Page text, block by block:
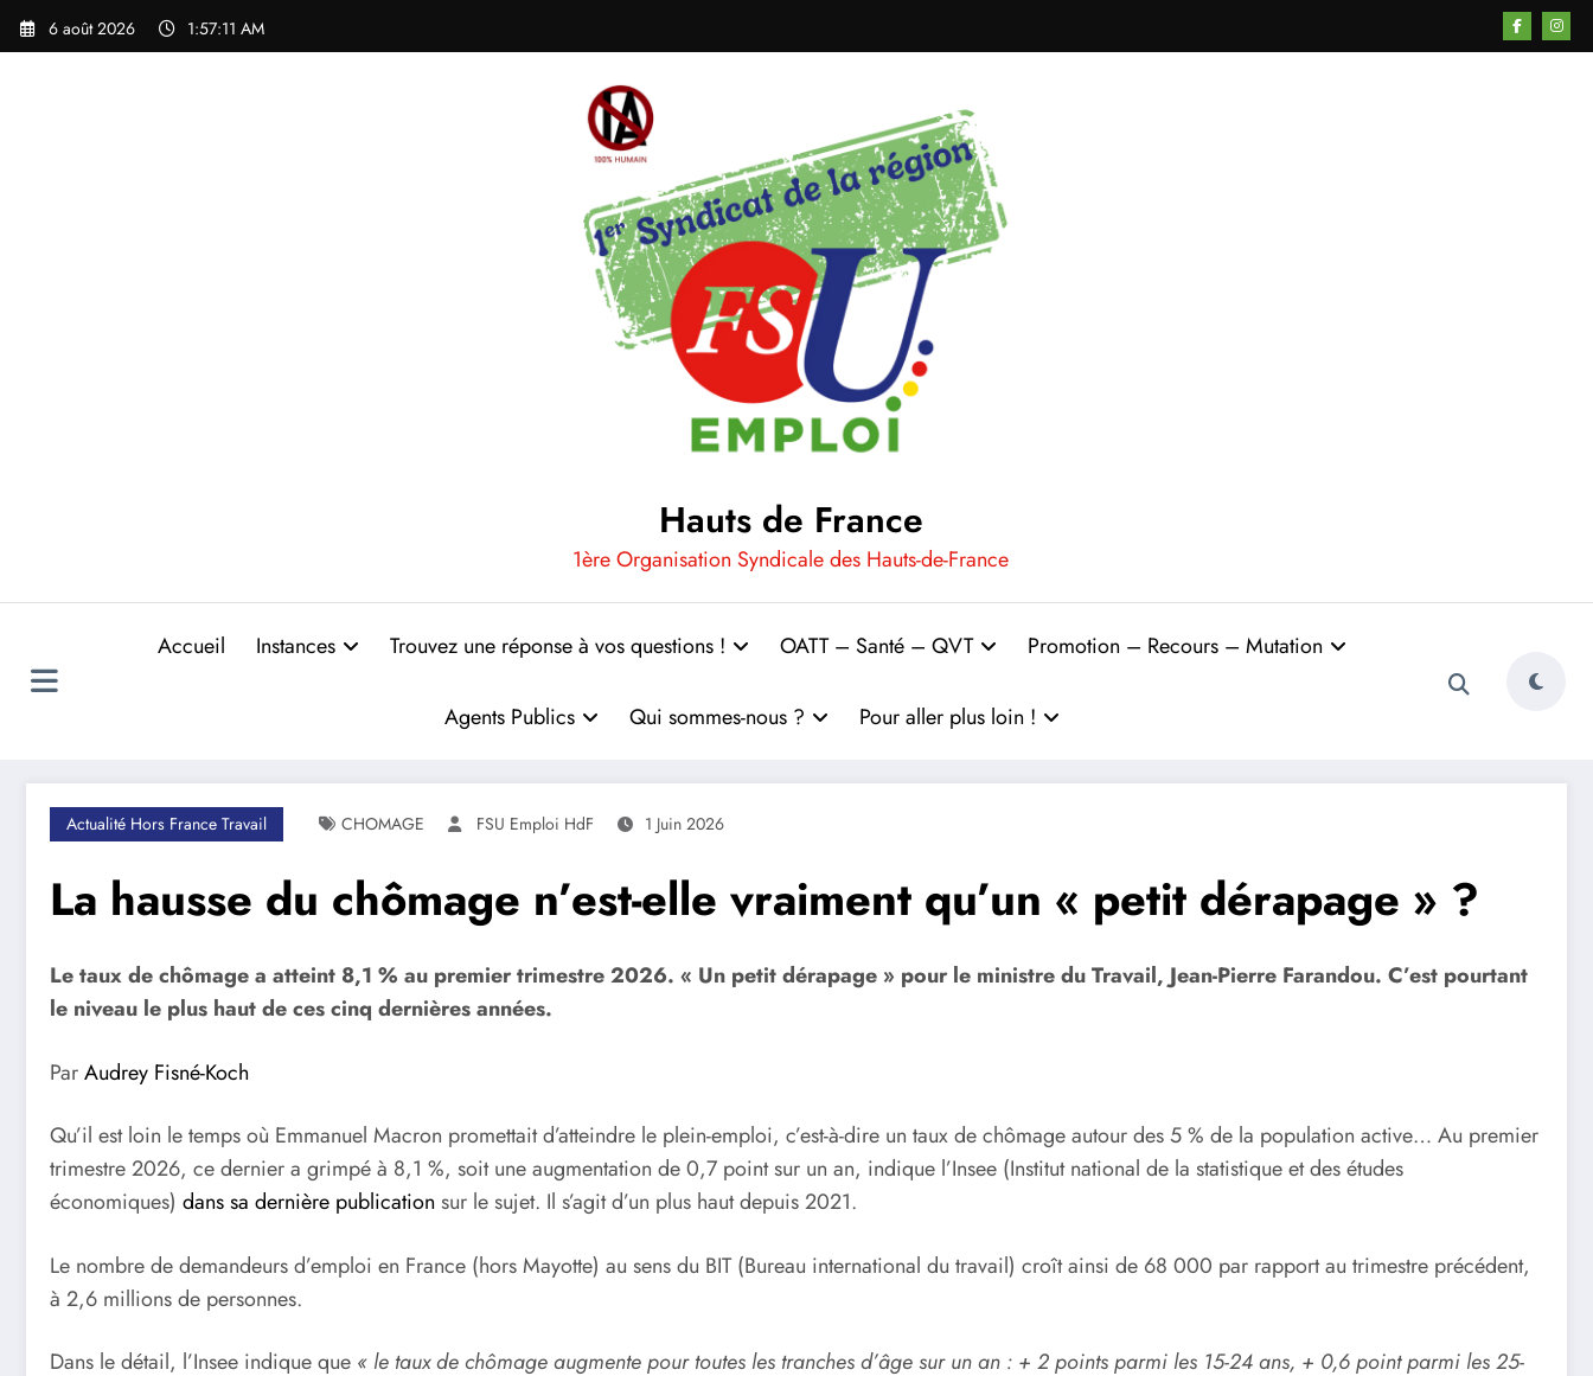
Aller
6 août 2026 1:57:12 AM
Hauts de France
1ère Organisation Syndicale des Hauts-de-France
Accueil Instances Trouvez une réponse à vos questions ! OATT – Santé – QVT Promotion – Recours – Mutation
Agents Publics Qui sommes-nous ? Pour aller plus loin !
Actualité Hors France Travail CHOMAGE FSU Emploi HdF 1 Juin 2026
La hausse du chômage n’est-elle vraiment qu’un « petit dérapage » ?
Le taux de chômage a atteint 8,1 % au premier trimestre 2026. « Un petit dérapage » pour le ministre du Travail, Jean-Pierre Farandou. C’est pourtant
le niveau le plus haut de ces cinq dernières années.
ParAudrey Fisné-Koch
Qu’il est loin le temps où Emmanuel Macron promettait d’atteindre le plein-emploi, c’est-à-dire un taux de chômage autour des 5 % de la population active… Au premier
trimestre 2026, ce dernier a grimpé à 8,1 %, soit une augmentation de 0,7 point sur un an, indique l’Insee (Institut national de la statistique et des études
économiques) dans sa dernière publication sur le sujet. Il s’agit d’un plus haut depuis 2021.
Le nombre de demandeurs d’emploi en France (hors Mayotte) au sens du BIT (Bureau international du travail) croît ainsi de 68 000 par rapport au trimestre précédent,
à 2,6 millions de personnes.
Dans le détail, l’Insee indique que « le taux de chômage augmente pour toutes les tranches d’âge sur un an : + 2 points parmi les 15-24 ans, + 0,6 point parmi les 25-